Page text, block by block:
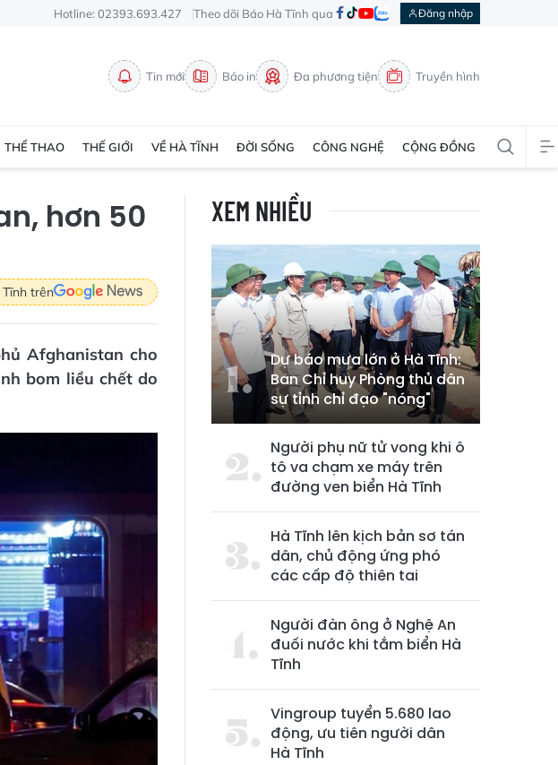
Hotline: 02393.693.427 Theo dõi Báo Hà Tĩnh qua Đăng nhập
Tin mới Báo in Đa phương tiện Truyền hình
THỂ THAO THẾ GIỚI VỀ HÀ TĨNH ĐỜI SỐNG CÔNG NGHỆ CỘNG ĐỒNG
hơn 50
trên
Afghanistan cho
bom liều chết do
XEM NHIỀU
Dự báo mưa lớn ở Hà Tĩnh:
Ban Chỉ huy Phòng thủ dân
sự tỉnh chỉ đạo "nóng"
Người phụ nữ tử vong khi ô
tô va chạm xe máy trên
đường ven biển Hà Tĩnh
Hà Tĩnh lên kịch bản sơ tán
dân, chủ động ứng phó
các cấp độ thiên tai
Người đàn ông ở Nghệ An
đuối nước khi tắm biển Hà
Tĩnh
Vingroup tuyển 5.680 lao
động, ưu tiên người dân
Hà Tĩnh